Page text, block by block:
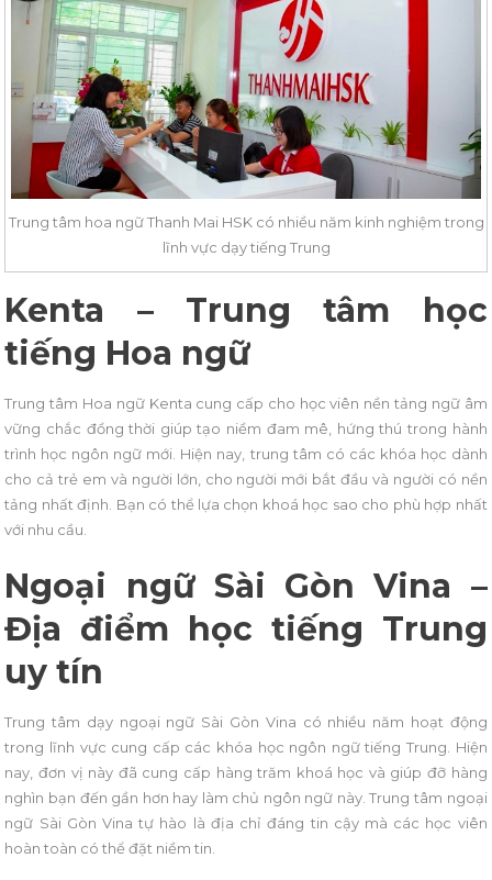
Trung tâm hoa ngữ Thanh Mai HSK có nhiều năm kinh nghiệm trong
lĩnh vực dạy tiếng Trung
Kenta – Trung tâm học
tiếng Hoa ngữ
Trung tâm Hoa ngữ Kenta cung cấp cho học viên nền tảng ngữ âm
vững chắc đồng thời giúp tạo niềm đam mê, hứng thú trong hành
trình học ngôn ngữ mới. Hiện nay, trung tâm có các khóa học dành
cho cả trẻ em và người lớn, cho người mới bắt đầu và người có nền
tảng nhất định. Bạn có thể lựa chọn khoá học sao cho phù hợp nhất
với nhu cầu.
Ngoại ngữ Sài Gòn Vina –
Địa điểm học tiếng Trung
uy tín
Trung tâm dạy ngoại ngữ Sài Gòn Vina có nhiều năm hoạt động
trong lĩnh vực cung cấp các khóa học ngôn ngữ tiếng Trung. Hiện
nay, đơn vị này đã cung cấp hàng trăm khoá học và giúp đỡ hàng
nghìn bạn đến gần hơn hay làm chủ ngôn ngữ này. Trung tâm ngoại
ngữ Sài Gòn Vina tự hào là địa chỉ đáng tin cậy mà các học viên
hoàn toàn có thể đặt niềm tin.